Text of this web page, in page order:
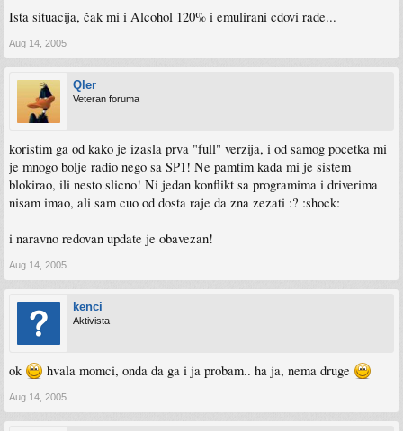
Ista situacija, čak mi i Alcohol 120% i emulirani cdovi rade...
Aug 14, 2005
Qler
Veteran foruma
koristim ga od kako je izasla prva "full" verzija, i od samog pocetka mi
je mnogo bolje radio nego sa SP1! Ne pamtim kada mi je sistem
blokirao, ili nesto slicno! Ni jedan konflikt sa programima i driverima
nisam imao, ali sam cuo od dosta raje da zna zezati :? :shock:
i naravno redovan update je obavezan!
Aug 14, 2005
kenci
Aktivista
ok hvala momci, onda da ga i ja probam.. ha ja, nema druge
Aug 14, 2005